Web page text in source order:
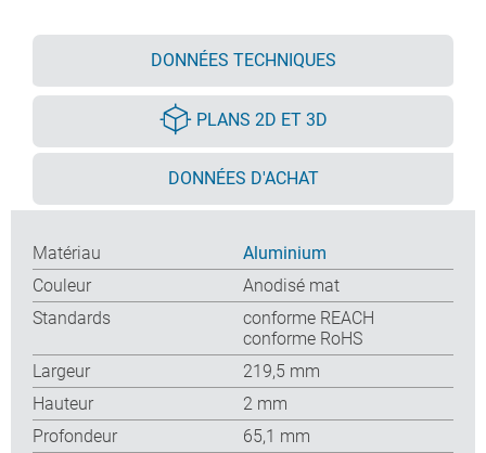
DONNÉES TECHNIQUES
PLANS 2D ET 3D
DONNÉES D'ACHAT
Matériau
Aluminium
Couleur
Anodisé mat
Standards
conforme REACH
conforme RoHS
Largeur
219,5 mm
Hauteur
2 mm
Profondeur
65,1 mm